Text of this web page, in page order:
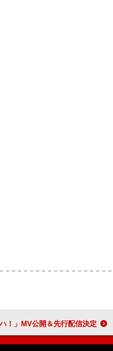
46、15thシングル表題曲「お願いバッハ！」MV公開＆先行配信決定